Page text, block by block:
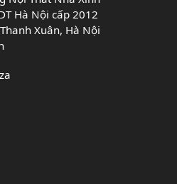
Hà Nội cấp 2012
Xuân, Hà Nội